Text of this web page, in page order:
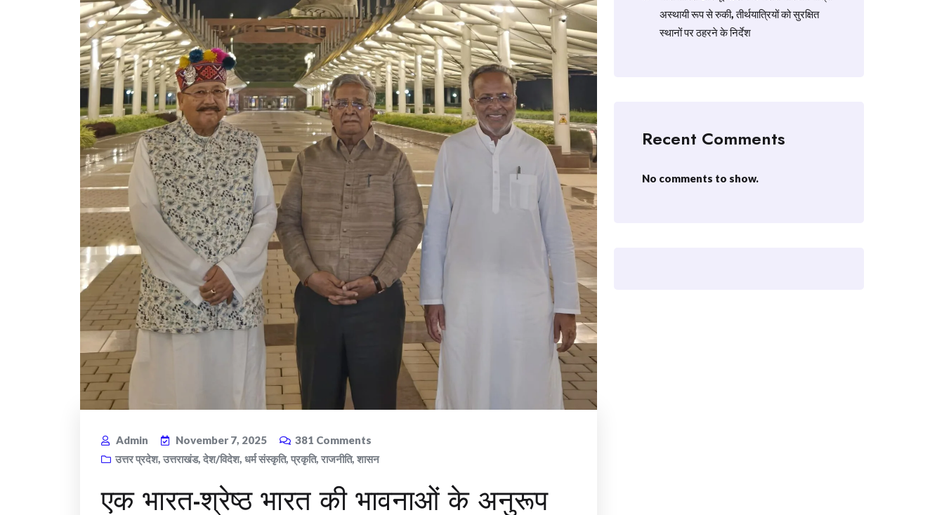
Admin November 7, 2025 381 Comments
उत्तर प्रदेश, उत्तराखंड, देश/विदेश, धर्म संस्कृति, प्रकृति, राजनीति, शासन
एक भारत-श्रेष्ठ भारत की भावनाओं के अनुरूप
अस्थायी रूप से रुकी, तीर्थयात्रियों को सुरक्षित
स्थानों पर ठहरने के निर्देश
Recent Comments
No comments to show.